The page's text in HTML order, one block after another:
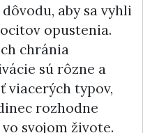
aby sa vyhli
opustenia.
chránia
sú rôzne a
viacerých typov,
rozhodne
svojom živote.